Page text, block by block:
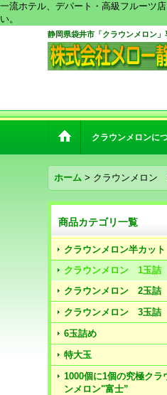
一流ホテル、デパート・高級フルーツ
い。
静岡県袋井市「クラウンメロン」
クラウンメロンに
ホーム > クラウンメロン
商品カテゴリ一覧
クラウンメロン半カット
クラウンメロン 1玉詰
クラウンメロン 2玉詰
クラウンメロン 3玉詰
6玉詰め
特大玉
1000個に1個の究極クラ
ンメロン"富士”